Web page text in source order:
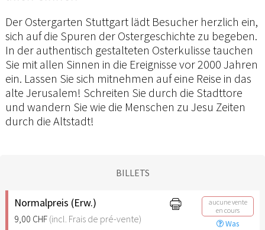
Der Ostergarten Stuttgart lädt Besucher herzlich ein,
sich auf die Spuren der Ostergeschichte zu begeben.
In der authentisch gestalteten Osterkulisse tauchen
Sie mit allen Sinnen in die Ereignisse vor 2000 Jahren
ein. Lassen Sie sich mitnehmen auf eine Reise in das
alte Jerusalem! Schreiten Sie durch die Stadttore
und wandern Sie wie die Menschen zu Jesu Zeiten
durch die Altstadt!
BILLETS
Normalpreis (Erw.)
9,00 CHF (incl. Frais de pré-vente)
aucune vente
en cours
Was